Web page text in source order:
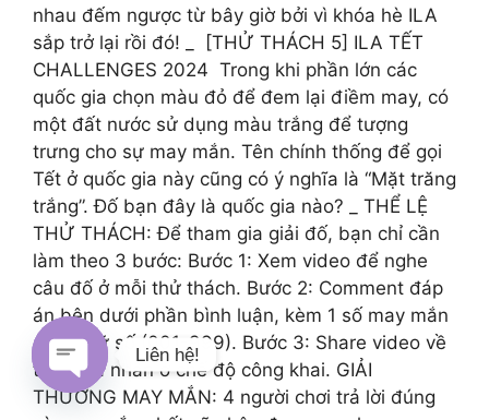
nhau đếm ngược từ bây giờ bởi vì khóa hè ILA
sắp trở lại rồi đó! _ ️ [THỬ THÁCH 5] ILA TẾT
CHALLENGES 2024 ️ Trong khi phần lớn các
quốc gia chọn màu đỏ để đem lại điềm may, có
một đất nước sử dụng màu trắng để tượng
trưng cho sự may mắn. Tên chính thống để gọi
Tết ở quốc gia này cũng có ý nghĩa là “Mặt trăng
trắng”. Đố bạn đây là quốc gia nào? _ THỂ LỆ
THỬ THÁCH: Để tham gia giải đố, bạn chỉ cần
làm theo 3 bước: Bước 1: Xem video để nghe
câu đố ở mỗi thử thách. Bước 2: Comment đáp
án bên dưới phần bình luận, kèm 1 số may mắn
có 3 chữ số (001-999). Bước 3: Share video về
trang cá nhân ở chế độ công khai. GIẢI
THƯỞNG MAY MẮN: 4 người chơi trả lời đúng
Liên hệ!
Open